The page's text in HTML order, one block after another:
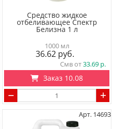
Средство жидкое
отбеливающее Спектр
Белизна 1 л
1000 мл
36.62
Смв от33.69
Заказ 10.08
Арт. 14693